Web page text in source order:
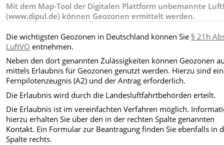
Mit dem Map-Tool der Digitalen Plattform unbemannte
(www.dipul.de) können Geozonen ermittelt werden.
Die wichtigsten Geozonen in Deutschland können Sie § 21h
LuftVO entnehmen.
Neben den dort genannten Zulässigkeiten können Geozonen
mittels Erlaubnis für Geozonen genutzt werden. Hierzu sind ein
Fernpilotenzeugnis (A2) und der Antrag erforderlich.
Die Erlaubnis wird durch die Landesluftfahrtbehörden erteilt.
Die Erlaubnis ist im vereinfachten Verfahren möglich.
hierzu erhalten Sie über den in der rechten Spalte genannten
Kontakt. Ein Formular zur Beantragung finden Sie ebenfalls in
Spalte rechts.